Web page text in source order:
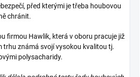
před kterými je třeba houbovou
chránit.
firmou Hawlik, která v oboru pracuje již
trhu známá svojí vysokou kvalitou tj.
polysacharidy.